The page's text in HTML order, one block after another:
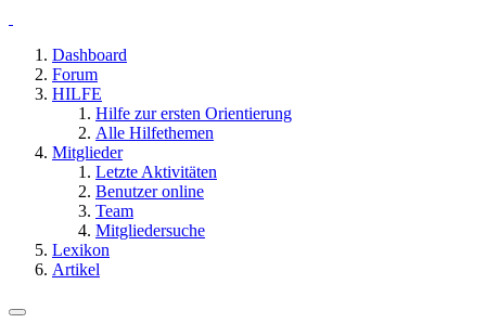
Dashboard
Forum
HILFE
Hilfe zur ersten Orientierung
Alle Hilfethemen
Mitglieder
Letzte Aktivitäten
Benutzer online
Team
Mitgliedersuche
Lexikon
Artikel